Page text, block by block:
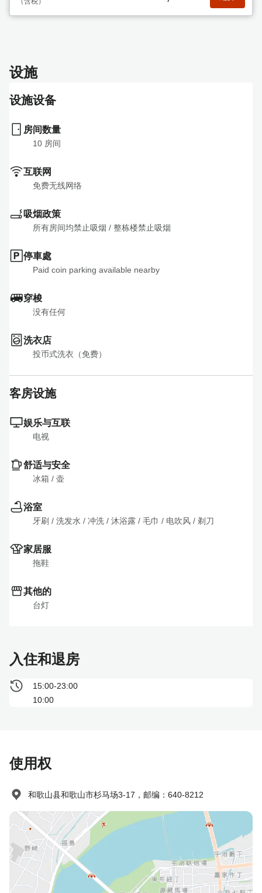
设施
设施设备
房间数量
10 房间
互联网
免费无线网络
吸烟政策
所有房间均禁止吸烟 / 整栋楼禁止吸烟
停車處
Paid coin parking available nearby
穿梭
没有任何
洗衣店
投币式洗衣（免费）
客房设施
娱乐与互联
电视
舒适与安全
冰箱 / 壶
浴室
牙刷 / 洗发水 / 冲洗 / 沐浴露 / 毛巾 / 电吹风 / 剃刀
家居服
拖鞋
其他的
台灯
入住和退房
15:00-23:00
10:00
使用权
和歌山县和歌山市杉马场3-17，邮编：640-8212